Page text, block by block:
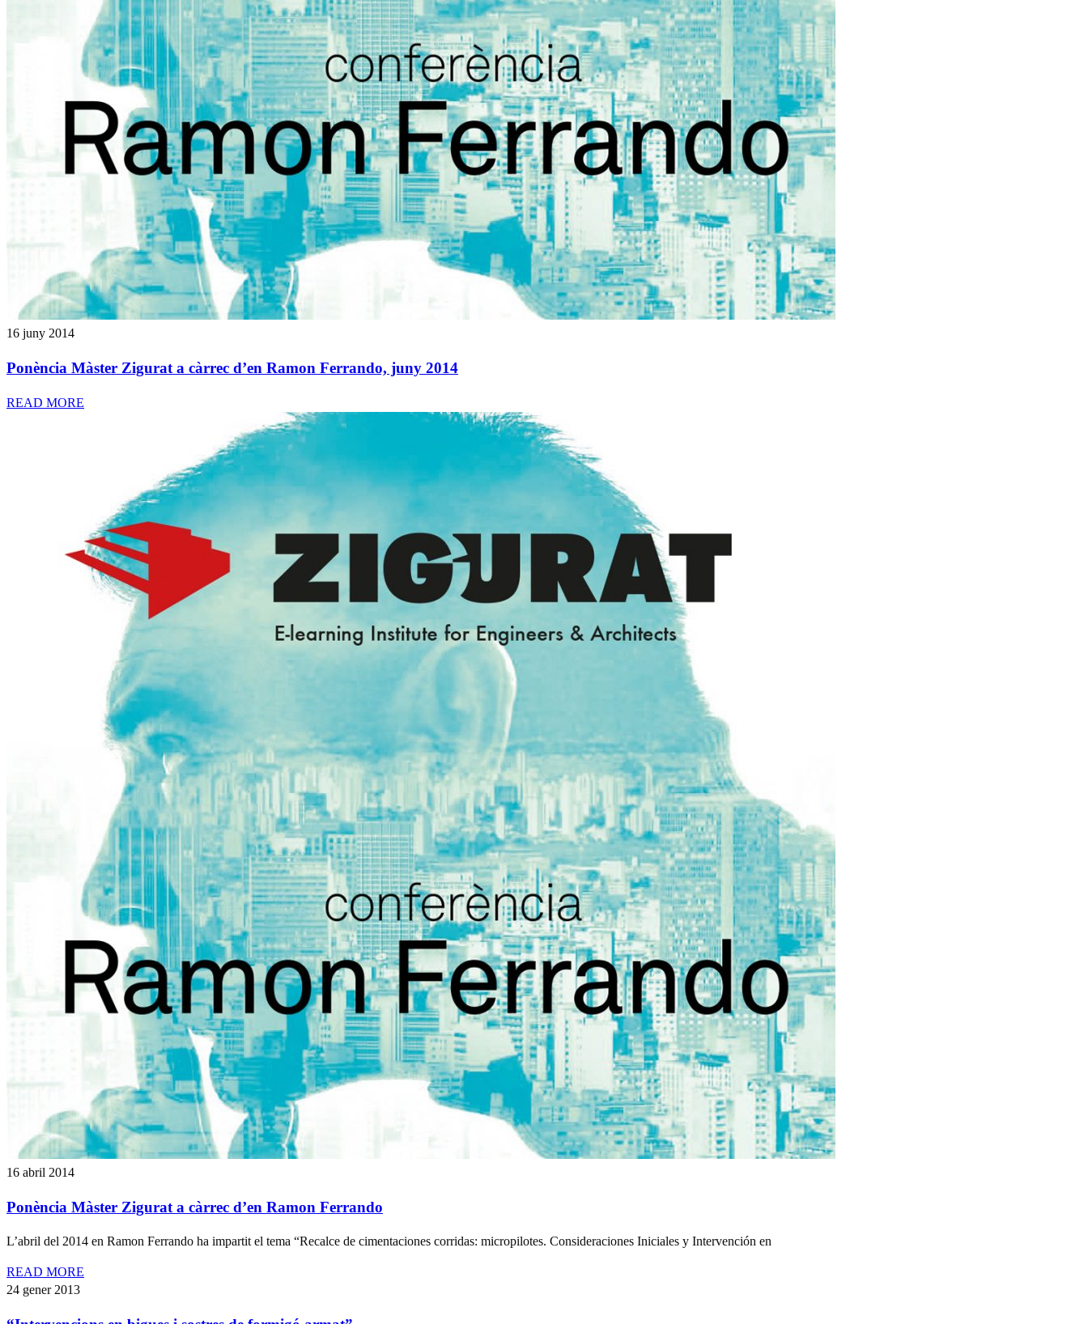
16 juny 2014
Ponència Màster Zigurat a càrrec d’en Ramon Ferrando, juny 2014
READ MORE
16 abril 2014
Ponència Màster Zigurat a càrrec d’en Ramon Ferrando
L’abril del 2014 en Ramon Ferrando ha impartit el tema “Recalce de cimentaciones corridas: micropilotes. Consideraciones Iniciales y Intervención en
READ MORE
24 gener 2013